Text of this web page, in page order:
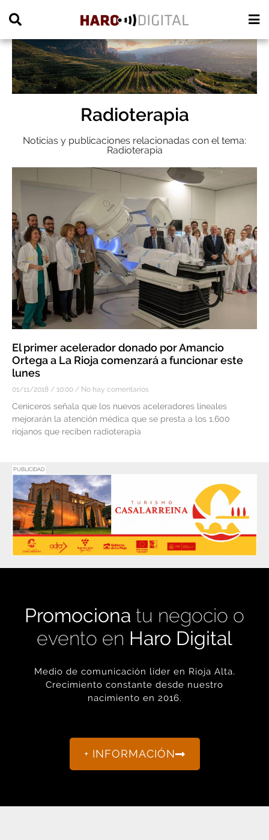
Radioterapia
Noticias y publicaciones relacionadas con el tema:
Radioterapia
El primer acelerador donado por Amancio
Ortega a La Rioja comenzará a funcionar este
lunes
01/11/2018 10:00 No hay comentarios
Ceniceros señala que los nuevos aceleradores lineales
mejorarán la atención médica que se presta a los 1.600
riojanos que reciben radioterapia
PUBLICIDAD
Promociona tu negocio o
evento en Haro Digital
Medio de comunicación líder en Rioja Alta.
Crecimiento constante desde nuestro
nacimiento en 2016.
+ INFORMACIÓN